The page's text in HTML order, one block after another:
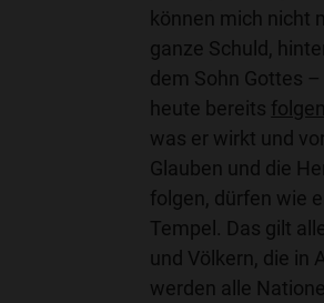
können mich nicht
ganze Schuld,
dem Sohn Gottes
heute bereits folgen
was er wirkt und
Glauben und die
folgen, dürfen wie
Tempel. Das gilt
und Völkern, die in
werden alle